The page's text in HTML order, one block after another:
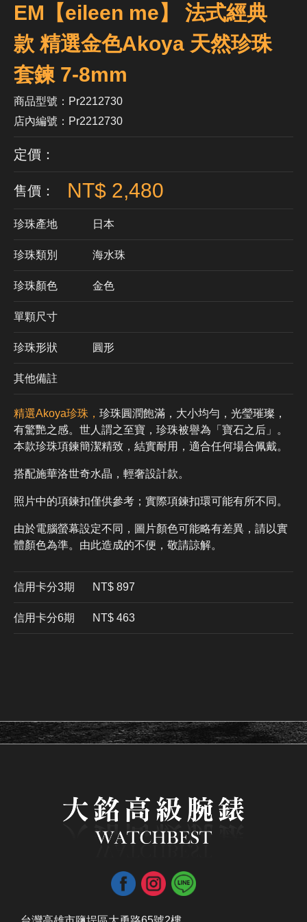
EM【eileen me】 法式經典
款 精選金色Akoya 天然珍珠
套鍊 7-8mm
商品型號：Pr2212730
店內編號：Pr2212730
定價：
售價： NT$ 2,480
珍珠產地 日本
珍珠類別 海水珠
珍珠顏色 ​金色
單顆尺寸
珍珠形狀 圓形
其他備註
精選Akoya珍珠， 珍珠圓潤飽滿，大小均勻，光瑩璀璨，
有驚艷之感。世人謂之至寶，珍珠被譽為「寶石之后」。
本款珍珠項鍊簡潔精致，結實耐用，適合任何場合佩戴。
搭配施華洛世奇水晶，輕奢設計款。
照片中的項鍊扣僅供參考；實際項鍊扣環可能有所不同。
由於電腦螢幕設定不同，圖片顏色可能略有差異，請以實
體顏色為準。由此造成的不便，敬請諒解。
信用卡分3期 ​NT$ 897
信用卡分6期 NT$ 463